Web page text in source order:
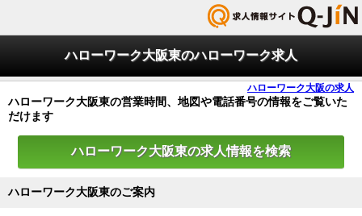
ハローワーク大阪東のハローワーク求人
ハローワーク大阪の求人
ハローワーク大阪東の営業時間、地図や電話番号の情報をご覧いた
だけます
ハローワーク大阪東の求人情報を検索
ハローワーク大阪東のご案内